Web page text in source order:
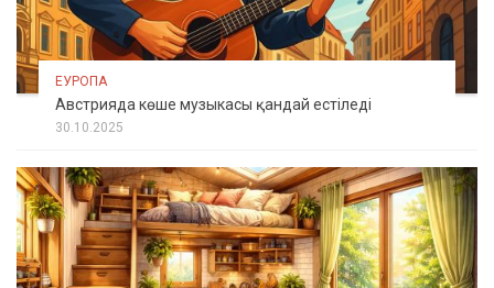
ЕУРОПА
Австрияда көше музыкасы қандай естіледі
30.10.2025